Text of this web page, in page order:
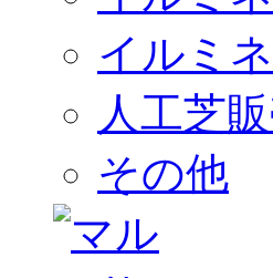
イルミ
人工芝
その他